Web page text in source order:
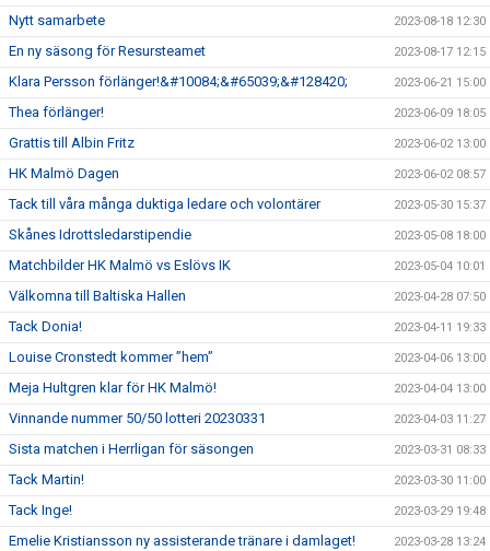
Nytt samarbete 2023-08-18 12:30
En ny säsong för Resursteamet 2023-08-17 12:15
Klara Persson förlänger!&#10084;&#65039;&#128420; 2023-06-21 15:00
Thea förlänger! 2023-06-09 18:05
Grattis till Albin Fritz 2023-06-02 13:00
HK Malmö Dagen 2023-06-02 08:57
Tack till våra många duktiga ledare och volontärer 2023-05-30 15:37
Skånes Idrottsledarstipendie 2023-05-08 18:00
Matchbilder HK Malmö vs Eslövs IK 2023-05-04 10:01
Välkomna till Baltiska Hallen 2023-04-28 07:50
Tack Donia! 2023-04-11 19:33
Louise Cronstedt kommer ”hem” 2023-04-06 13:00
Meja Hultgren klar för HK Malmö! 2023-04-04 13:00
Vinnande nummer 50/50 lotteri 20230331 2023-04-03 11:27
Sista matchen i Herrligan för säsongen 2023-03-31 08:33
Tack Martin! 2023-03-30 11:00
Tack Inge! 2023-03-29 19:48
Emelie Kristiansson ny assisterande tränare i damlaget! 2023-03-28 13:24